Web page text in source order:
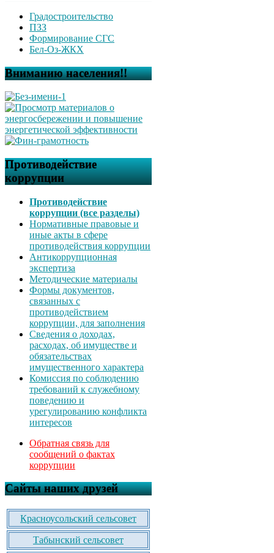
Градостроительство
ПЗЗ
Формирование СГС
Бел-Оз-ЖКХ
Вниманию населения!!
Противодействие
коррупции
Противодействие
коррупции (все разделы)
Нормативные правовые и
иные акты в сфере
противодействия коррупции
Антикоррупционная
экспертиза
Методические материалы
Формы документов,
связанных с
противодействием
коррупции, для заполнения
Сведения о доходах,
расходах, об имуществе и
обязательствах
имущественного характера
Комиссия по соблюдению
требований к служебному
поведению и
урегулированию конфликта
интересов
Обратная связь для
сообщений о фактах
коррупции
Сайты наших друзей
Красноусольский сельсовет
Табынский сельсовет